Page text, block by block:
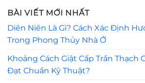
BÀI VIẾT MỚI NHẤT
Diên Niên Là Gì? Cách Xác Định
Trong Phong Thủy Nhà Ở
Khoảng Cách Giật Cấp Trần Thạch
Đạt Chuẩn Kỹ Thuật?